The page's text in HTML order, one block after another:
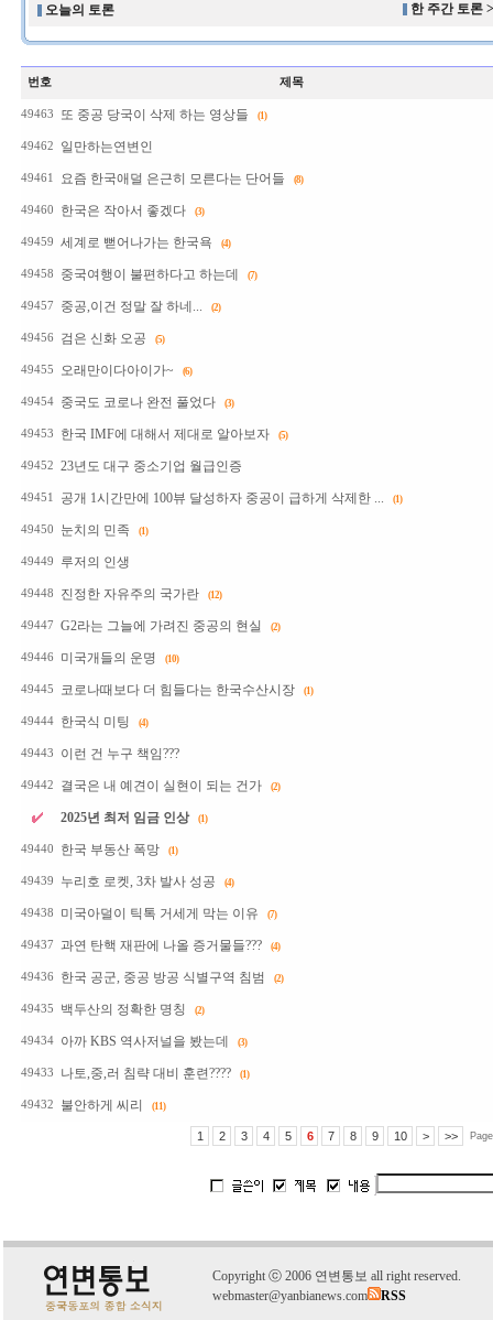
오늘의 토론 한 주간 토론
번호 제목
49463 또 중공 당국이 삭제 하는 영상들 (1)
49462 일만하는연변인
49461 요즘 한국애덜 은근히 모른다는 단어들 (8)
49460 한국은 작아서 좋겠다 (3)
49459 세계로 뻗어나가는 한국욕 (4)
49458 중국여행이 불편하다고 하는데 (7)
49457 중공,이건 정말 잘 하네... (2)
49456 검은 신화 오공 (5)
49455 오래만이다아이가~ (6)
49454 중국도 코로나 완전 풀었다 (3)
49453 한국 IMF에 대해서 제대로 알아보자 (5)
49452 23년도 대구 중소기업 월급인증
49451 공개 1시간만에 100뷰 달성하자 중공이 급하게 삭제한 ... (1)
49450 눈치의 민족 (1)
49449 루저의 인생
49448 진정한 자유주의 국가란 (12)
49447 G2라는 그늘에 가려진 중공의 현실 (2)
49446 미국개들의 운명 (10)
49445 코로나때보다 더 힘들다는 한국수산시장 (1)
49444 한국식 미팅 (4)
49443 이런 건 누구 책임???
49442 결국은 내 예견이 실현이 되는 건가 (2)
2025년 최저 임금 인상 (1)
49440 한국 부동산 폭망 (1)
49439 누리호 로켓, 3차 발사 성공 (4)
49438 미국아덜이 틱톡 거세게 막는 이유 (7)
49437 과연 탄핵 재판에 나올 증거물들??? (4)
49436 한국 공군, 중공 방공 식별구역 침범 (2)
49435 백두산의 정확한 명칭 (2)
49434 아까 KBS 역사저널을 봤는데 (3)
49433 나토,중,러 침략 대비 훈련???? (1)
49432 불안하게 씨리 (11)
1 2 3 4 5 6 7 8 9 10 > >>
Copyright ⓒ 2006 연변통보 all right reserved.
webmaster@yanbianews.com
RSS